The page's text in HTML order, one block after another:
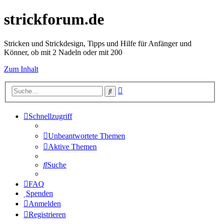
strickforum.de
Stricken und Strickdesign, Tipps und Hilfe für Anfänger und
Könner, ob mit 2 Nadeln oder mit 200
Zum Inhalt
Suche
Schnellzugriff
Unbeantwortete Themen
Aktive Themen
Suche
FAQ
Spenden
Anmelden
Registrieren